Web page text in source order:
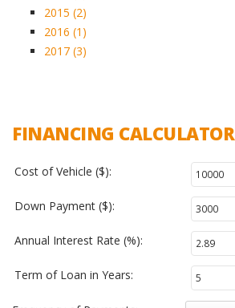
2015 (2)
2016 (1)
2017 (3)
FINANCING CALCULATOR
Cost of Vehicle ($):
Down Payment ($):
Annual Interest Rate (%):
Term of Loan in Years: